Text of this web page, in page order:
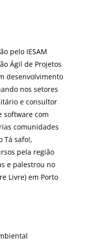
pelo IESAM
Ágil de Projetos
desenvolvimento
nos setores
e consultor
software com
comunidades
Tá safo!,
pela região
e palestrou no
Livre) em Porto